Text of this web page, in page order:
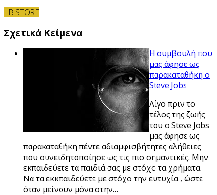
LB STORE
Σχετικά Κείμενα
Η συμβουλή που
μας άφησε ως
παρακαταθήκη ο
Steve Jobs
Λίγο πριν το
τέλος της ζωής
του ο Steve Jobs
μας άφησε ως
παρακαταθήκη πέντε αδιαμφισβήτητες αλήθειες
που συνειδητοποίησε ως τις πιο σημαντικές. Μην
εκπαιδεύετε τα παιδιά σας με στόχο τα χρήματα.
Να τα εκκπαιδεύετε με στόχο την ευτυχία , ώστε
όταν μείνουν μόνα στην…